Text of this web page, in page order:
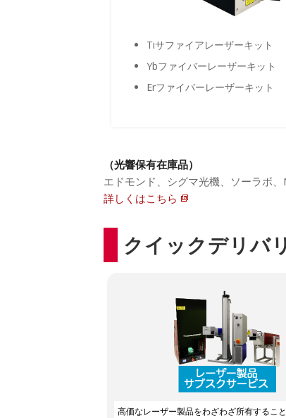
Tiサファイアレーザーキット
Ybファイバーレーザーキット
Erファイバーレーザーキット
（光響保有在庫品）
エドモンド、シグマ光機、ソーラボ
詳しくはこちら
クイックデリバ
高価なレーザー製品をわざわざ所有するこ